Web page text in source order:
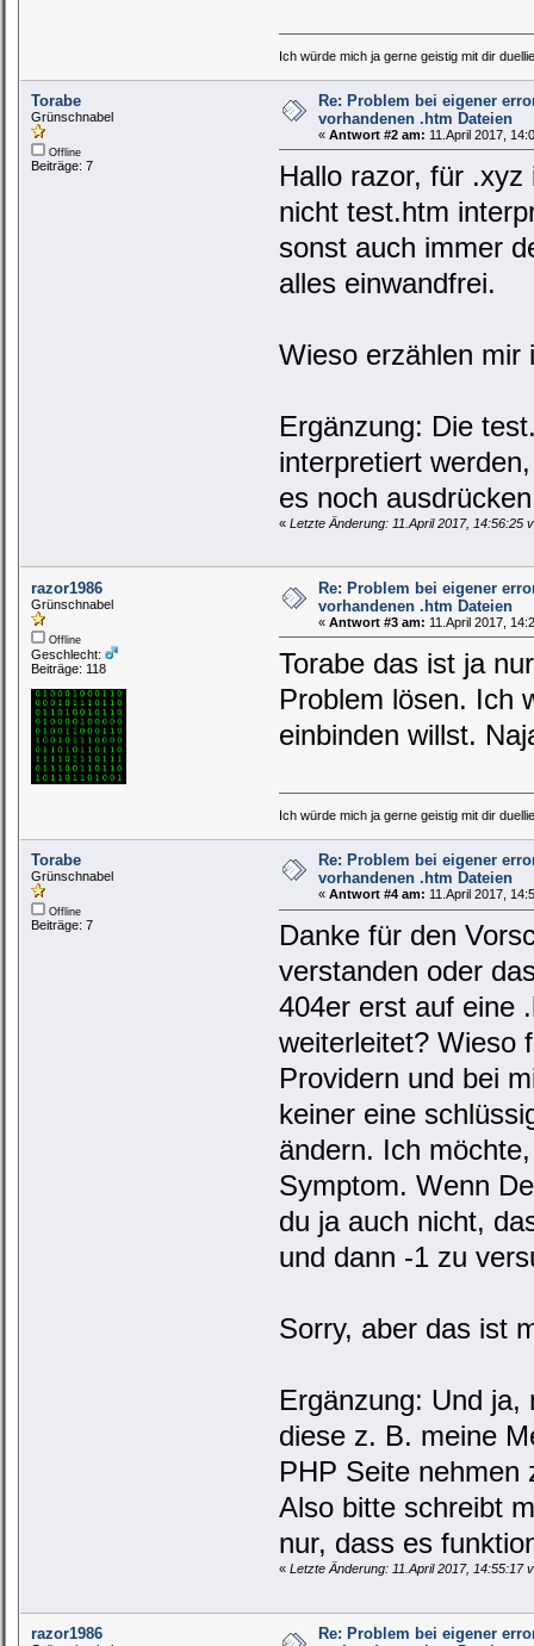
Ich würde mich ja gerne geistig mit dir
Torabe
Grünschnabel
Offline
Beiträge: 7
Re: Problem bei eigener
vorhandenen .htm Dateien
« Antwort #2 am: 11.April 2017,
Hallo razor, für
nicht test.htm
sonst auch immer
alles einwandfrei.
Wieso erzählen mir
Ergänzung: Die
interpretiert
es noch
«Letzte Änderung: 11.April 2017, 14:56:25
razor1986
Grünschnabel
Offline
Geschlecht:
Beiträge: 118
Re: Problem bei eigener
vorhandenen .htm Dateien
« Antwort #3 am: 11.April 2017,
Torabe das ist ja
Problem lösen. Ich
einbinden willst.
Ich würde mich ja gerne geistig mit dir
Torabe
Grünschnabel
Offline
Beiträge: 7
Re: Problem bei eigener
vorhandenen .htm Dateien
« Antwort #4 am: 11.April 2017,
Danke für den
verstanden oder
404er erst auf eine
weiterleitet? Wieso
Providern und bei
keiner eine
ändern. Ich
Symptom. Wenn
du ja auch nicht,
und dann -1 zu
Sorry, aber das ist
Ergänzung: Und
diese z. B. meine
PHP Seite nehmen
Also bitte schreibt
nur, dass es
«Letzte Änderung: 11.April 2017, 14:55:17
razor1986
Re: Problem bei eigener